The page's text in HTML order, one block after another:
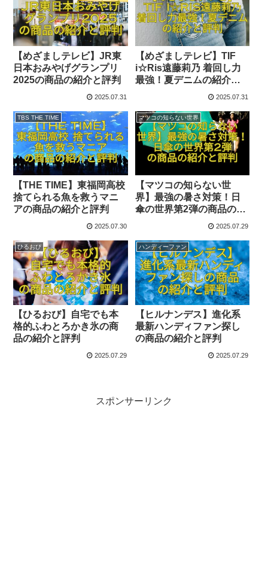
【めざましテレビ】JR東
日本おみやげグランプリ
2025の商品の紹介と評判
2025.07.31
【めざましテレビ】TIF
i☆Ris遠藤莉乃 着回し力
最強！夏デニムの紹介と
2025.07.31
TBS THE TIME
【THE TIME】東福岡高校
捨てられる魚を救うマニ
アの商品の紹介と評判
2025.07.30
マツコの知らない世界
【マツコの知らない世
界】最強の暑さ対策！日
傘の世界第2弾の商品の紹
2025.07.29
ひるおび
【ひるおび】自宅でも本
格的ふわとろかき氷の商
品の紹介と評判
2025.07.29
ハンディーファン
【ヒルナンデス】進化系
最新ハンディファン探し
の商品の紹介と評判
2025.07.29
スポンサーリンク